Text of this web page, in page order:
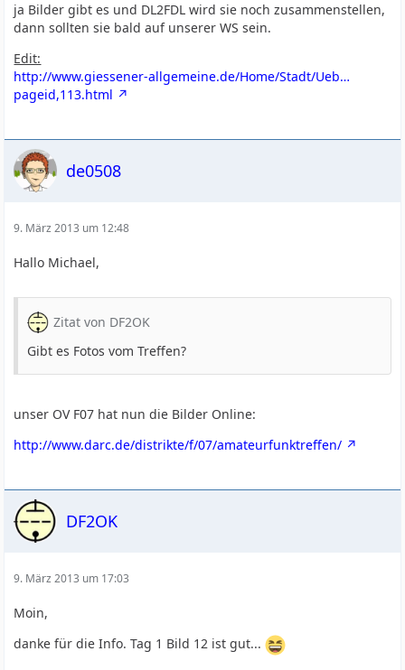
ja Bilder gibt es und DL2FDL wird sie noch zusammenstellen,
dann sollten sie bald auf unserer WS sein.
Edit:
http://www.giessener-allgemeine.de/Home/Stadt/Ueb…
pageid,113.html
de0508
9. März 2013 um 12:48
Hallo Michael,
Zitat von DF2OK
Gibt es Fotos vom Treffen?
unser OV F07 hat nun die Bilder Online:
http://www.darc.de/distrikte/f/07/amateurfunktreffen/
DF2OK
9. März 2013 um 17:03
Moin,
danke für die Info. Tag 1 Bild 12 ist gut...